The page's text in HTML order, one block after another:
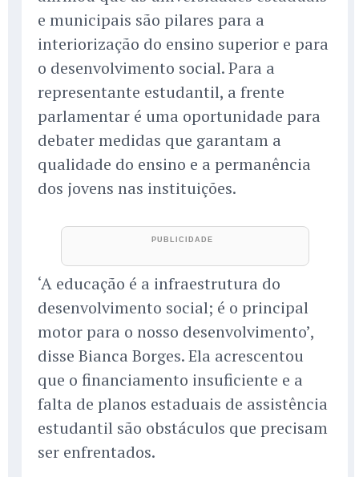
e municipais são pilares para a
interiorização do ensino superior e para
o desenvolvimento social. Para a
representante estudantil, a frente
parlamentar é uma oportunidade para
debater medidas que garantam a
qualidade do ensino e a permanência
dos jovens nas instituições.
‘A educação é a infraestrutura do
desenvolvimento social; é o principal
motor para o nosso desenvolvimento’,
disse Bianca Borges. Ela acrescentou
que o financiamento insuficiente e a
falta de planos estaduais de assistência
estudantil são obstáculos que precisam
ser enfrentados.